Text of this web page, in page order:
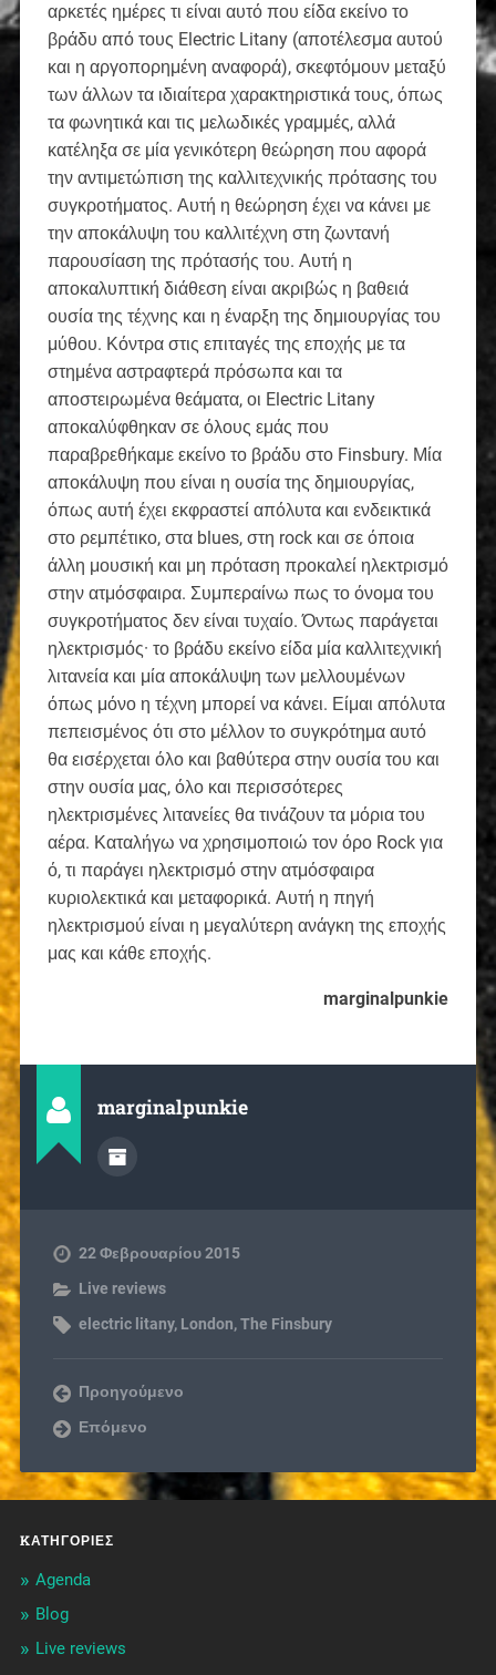
αρκετές ημέρες τι είναι αυτό που είδα εκείνο το
βράδυ από τους Electric Litany (αποτέλεσμα αυτού
και η αργοπορημένη αναφορά), σκεφτόμουν μεταξύ
των άλλων τα ιδιαίτερα χαρακτηριστικά τους, όπως
τα φωνητικά και τις μελωδικές γραμμές, αλλά
κατέληξα σε μία γενικότερη θεώρηση που αφορά
την αντιμετώπιση της καλλιτεχνικής πρότασης του
συγκροτήματος. Αυτή η θεώρηση έχει να κάνει με
την αποκάλυψη του καλλιτέχνη στη ζωντανή
παρουσίαση της πρότασής του. Αυτή η
αποκαλυπτική διάθεση είναι ακριβώς η βαθειά
ουσία της τέχνης και η έναρξη της δημιουργίας του
μύθου. Κόντρα στις επιταγές της εποχής με τα
στημένα αστραφτερά πρόσωπα και τα
αποστειρωμένα θεάματα, οι Electric Litany
αποκαλύφθηκαν σε όλους εμάς που
παραβρεθήκαμε εκείνο το βράδυ στο Finsbury. Μία
αποκάλυψη που είναι η ουσία της δημιουργίας,
όπως αυτή έχει εκφραστεί απόλυτα και ενδεικτικά
στο ρεμπέτικο, στα blues, στη rock και σε όποια
άλλη μουσική και μη πρόταση προκαλεί ηλεκτρισμό
στην ατμόσφαιρα. Συμπεραίνω πως το όνομα του
συγκροτήματος δεν είναι τυχαίο. Όντως παράγεται
ηλεκτρισμός· το βράδυ εκείνο είδα μία καλλιτεχνική
λιτανεία και μία αποκάλυψη των μελλουμένων
όπως μόνο η τέχνη μπορεί να κάνει. Είμαι απόλυτα
πεπεισμένος ότι στο μέλλον το συγκρότημα αυτό
θα εισέρχεται όλο και βαθύτερα στην ουσία του και
στην ουσία μας, όλο και περισσότερες
ηλεκτρισμένες λιτανείες θα τινάζουν τα μόρια του
αέρα. Καταλήγω να χρησιμοποιώ τον όρο Rock για
ό, τι παράγει ηλεκτρισμό στην ατμόσφαιρα
κυριολεκτικά και μεταφορικά. Αυτή η πηγή
ηλεκτρισμού είναι η μεγαλύτερη ανάγκη της εποχής
μας και κάθε εποχής.
marginalpunkie
marginalpunkie
22 Φεβρουαρίου 2015
Live reviews
electric litany, London,The Finsbury
Προηγούμενο
Επόμενο
KΑΤΗΓΟΡΊΕΣ
Agenda
Blog
Live reviews